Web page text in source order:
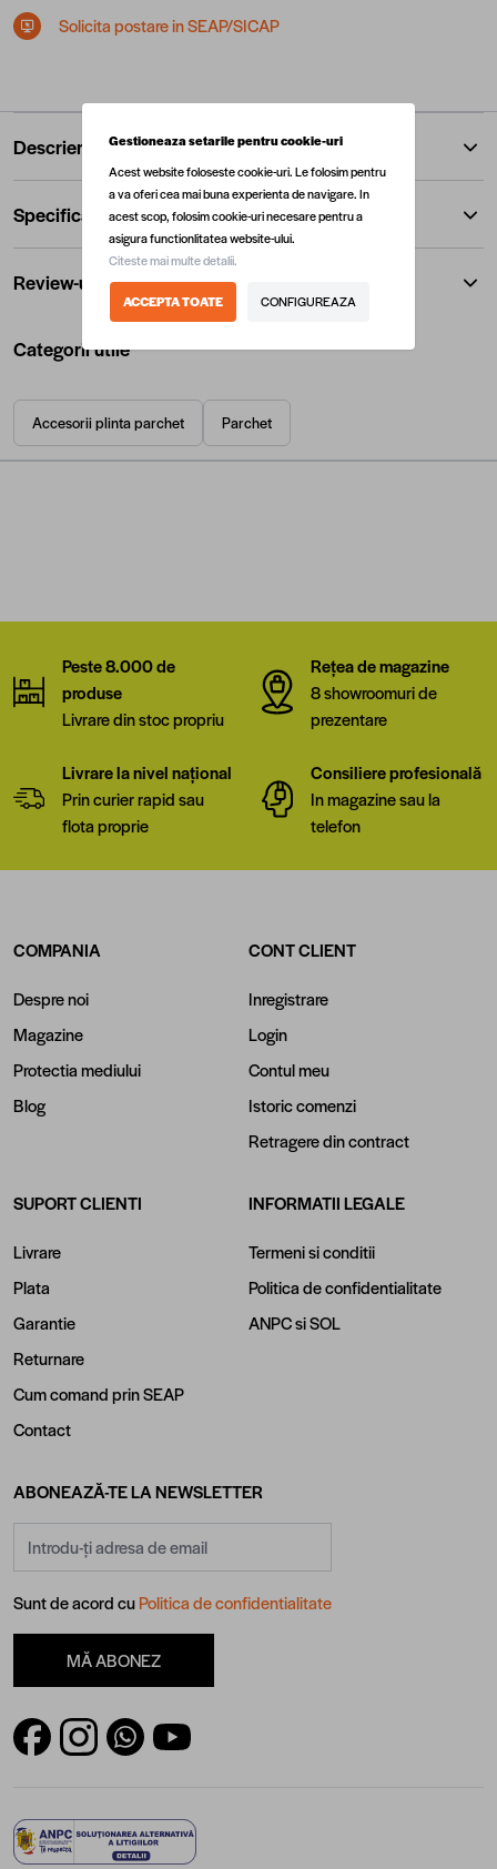
Solicita postare in SEAP/SICAP
Descriere
Specificatii
Review-uri
Categorii utile
Accesorii plinta parchet Parchet
Peste 8.000 de
produse
Livrare din stoc propriu
Rețea de magazine
8 showroomuri de
prezentare
Livrare la nivel național
Prin curier rapid sau
flota proprie
Consiliere profesională
In magazine sau la
telefon
COMPANIA
Despre noi
Magazine
Protectia mediului
Blog
CONT CLIENT
Inregistrare
Login
Contul meu
Istoric comenzi
Retragere din contract
SUPORT CLIENTI
Livrare
Plata
Garantie
Returnare
Cum comand prin SEAP
Contact
INFORMATII LEGALE
Termeni si conditii
Politica de confidentialitate
ANPCsiSOL
ABONEAZĂ-TE LA NEWSLETTER
Sunt de acord cuPolitica de confidentialitate
MĂ ABONEZ
Gestioneaza setarile pentru cookie-uri
Acest website foloseste cookie-uri. Le folosim pentru
a va oferi cea mai buna experienta de navigare. In
acest scop, folosim cookie-uri necesare pentru a
asigura functionlitatea website-ului.
Citeste mai multe detalii.
ACCEPTA TOATE CONFIGUREAZA